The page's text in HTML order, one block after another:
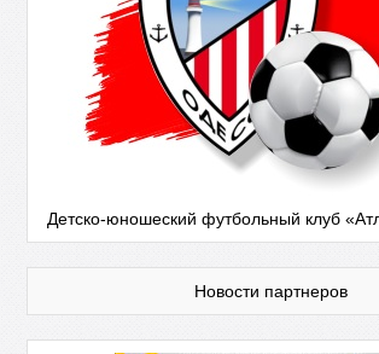
Детско-юношеский футбольный клуб
Новости партнеров